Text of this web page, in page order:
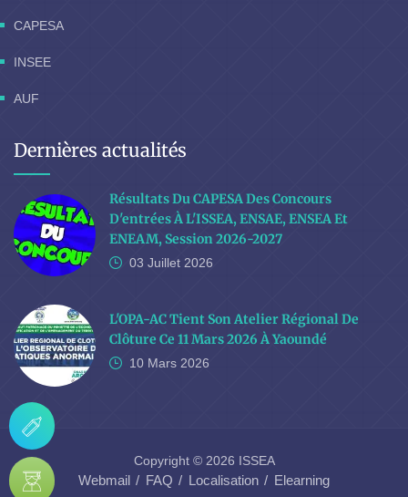
CAPESA
INSEE
AUF
Dernières actualités
Résultats Du CAPESA Des Concours
D'entrées À L'ISSEA, ENSAE, ENSEA Et
ENEAM, Session 2026-2027
03 Juillet 2026
L'OPA-AC Tient Son Atelier Régional De
Clôture Ce 11 Mars 2026 À Yaoundé
10 Mars 2026
Copyright © 2026 ISSEA
Webmail FAQ Localisation Elearning